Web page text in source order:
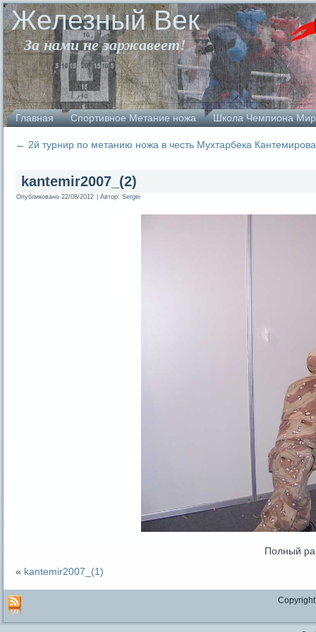
Железный Век
За нами не заржавеет!
Главная Спортивное Метание ножа Школа Чемпиона
← 2й турнир по метанию ножа в честь Мухтарбека
kantemir2007_(2)
Опубликовано 22/08/2012 Автор: Sergei
Полный
« kantemir2007_(1)